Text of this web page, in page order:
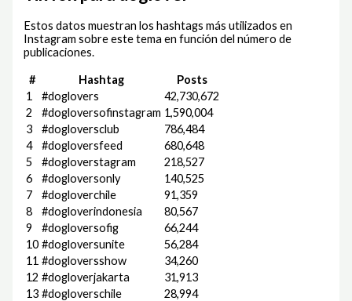
Estos datos muestran los hashtags más utilizados en
Instagram sobre este tema en función del número de
publicaciones.
# Hashtag
Posts
1
#doglovers
42,730,672
2
#dogloversofinstagram 1,590,004
3
#dogloversclub
786,484
4
#dogloversfeed
680,648
5
#dogloverstagram
218,527
6
#dogloversonly
140,525
7
#dogloverchile
91,359
8
#dogloverindonesia
80,567
9
#dogloversofig
66,244
10 #dogloversunite
56,284
11 #dogloversshow
34,260
12 #dogloverjakarta
31,913
13 #dogloverschile
28,994